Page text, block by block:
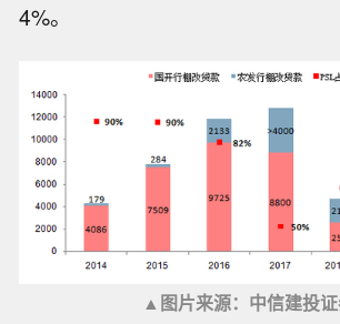
4%。
▲图片来源：中信建投